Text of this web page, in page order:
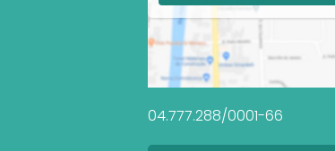
04.777.288/0001-66